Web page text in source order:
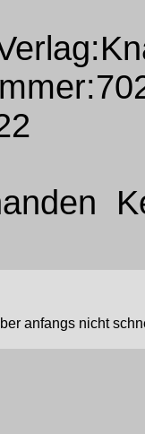
anfangs nicht